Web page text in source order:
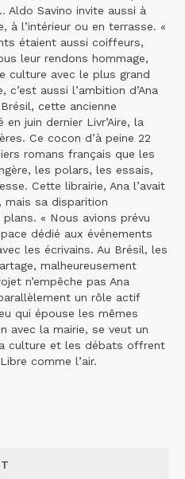
Aldo Savino invite aussi à
à l’intérieur ou en terrasse. «
étaient aussi coiffeurs,
leur rendons hommage,
culture avec le plus grand
aussi l’ambition d’Ana
cette ancienne
juin dernier Livr’Aire, la
Ce cocon d’à peine 22
romans français que les
les polars, les essais,
Cette librairie, Ana l’avait
mais sa disparition
« Nous avions prévu
dédié aux événements
les écrivains. Au Brésil, les
malheureusement
n’empêche pas Ana
un rôle actif
qui épouse les mêmes
avec la mairie, se veut un
culture et les débats offrent
comme l’air.